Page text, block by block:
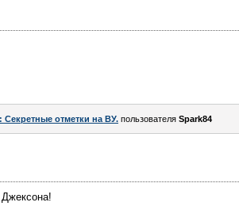
Секретные отметки на ВУ. пользователя Spark84